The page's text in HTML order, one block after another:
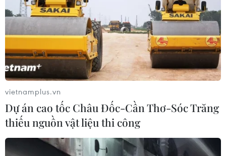
vietnamplus.vn
Dự án cao tốc Châu Đốc-Cần Thơ-Sóc Trăng
thiếu nguồn vật liệu thi công